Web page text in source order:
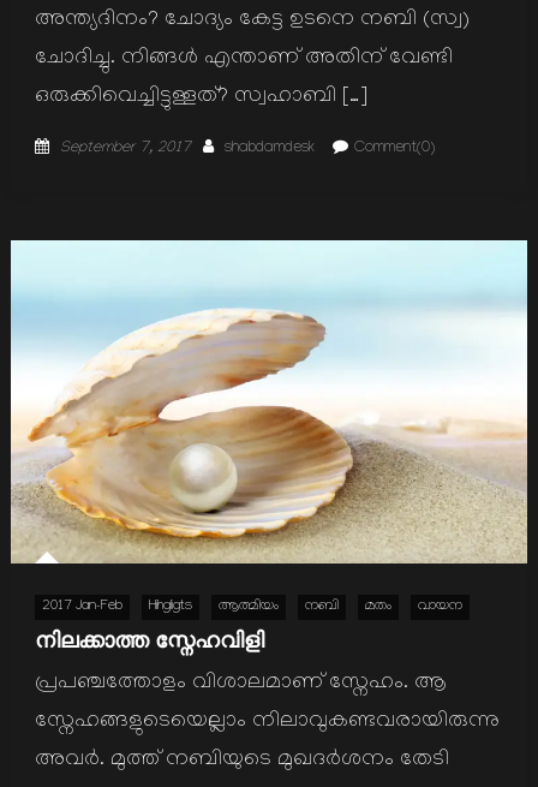
അന്ത്യദിനം? ചോദ്യം കേട്ട ഉടനെ നബി (സ്വ)
ചോദിച്ചു. നിങ്ങള്‍ എന്താണ് അതിന് വേണ്ടി
ഒരുക്കിവെച്ചിട്ടുള്ളത്? സ്വഹാബി […]
Posted
September 7, 2017 Author
shabdamdesk Comment(0)
2017 Jan-Feb Hihgligts ആത്മിയം നബി മതം വായന
നിലക്കാത്ത സ്നേഹവിളി
പ്രപഞ്ചത്തോളം വിശാലമാണ് സ്നേഹം. ആ
സ്നേഹങ്ങളുടെയെല്ലാം നിലാവുകണ്ടവരായിരുന്നു
അവര്‍. മുത്ത് നബിയുടെ മുഖദര്‍ശനം തേടി